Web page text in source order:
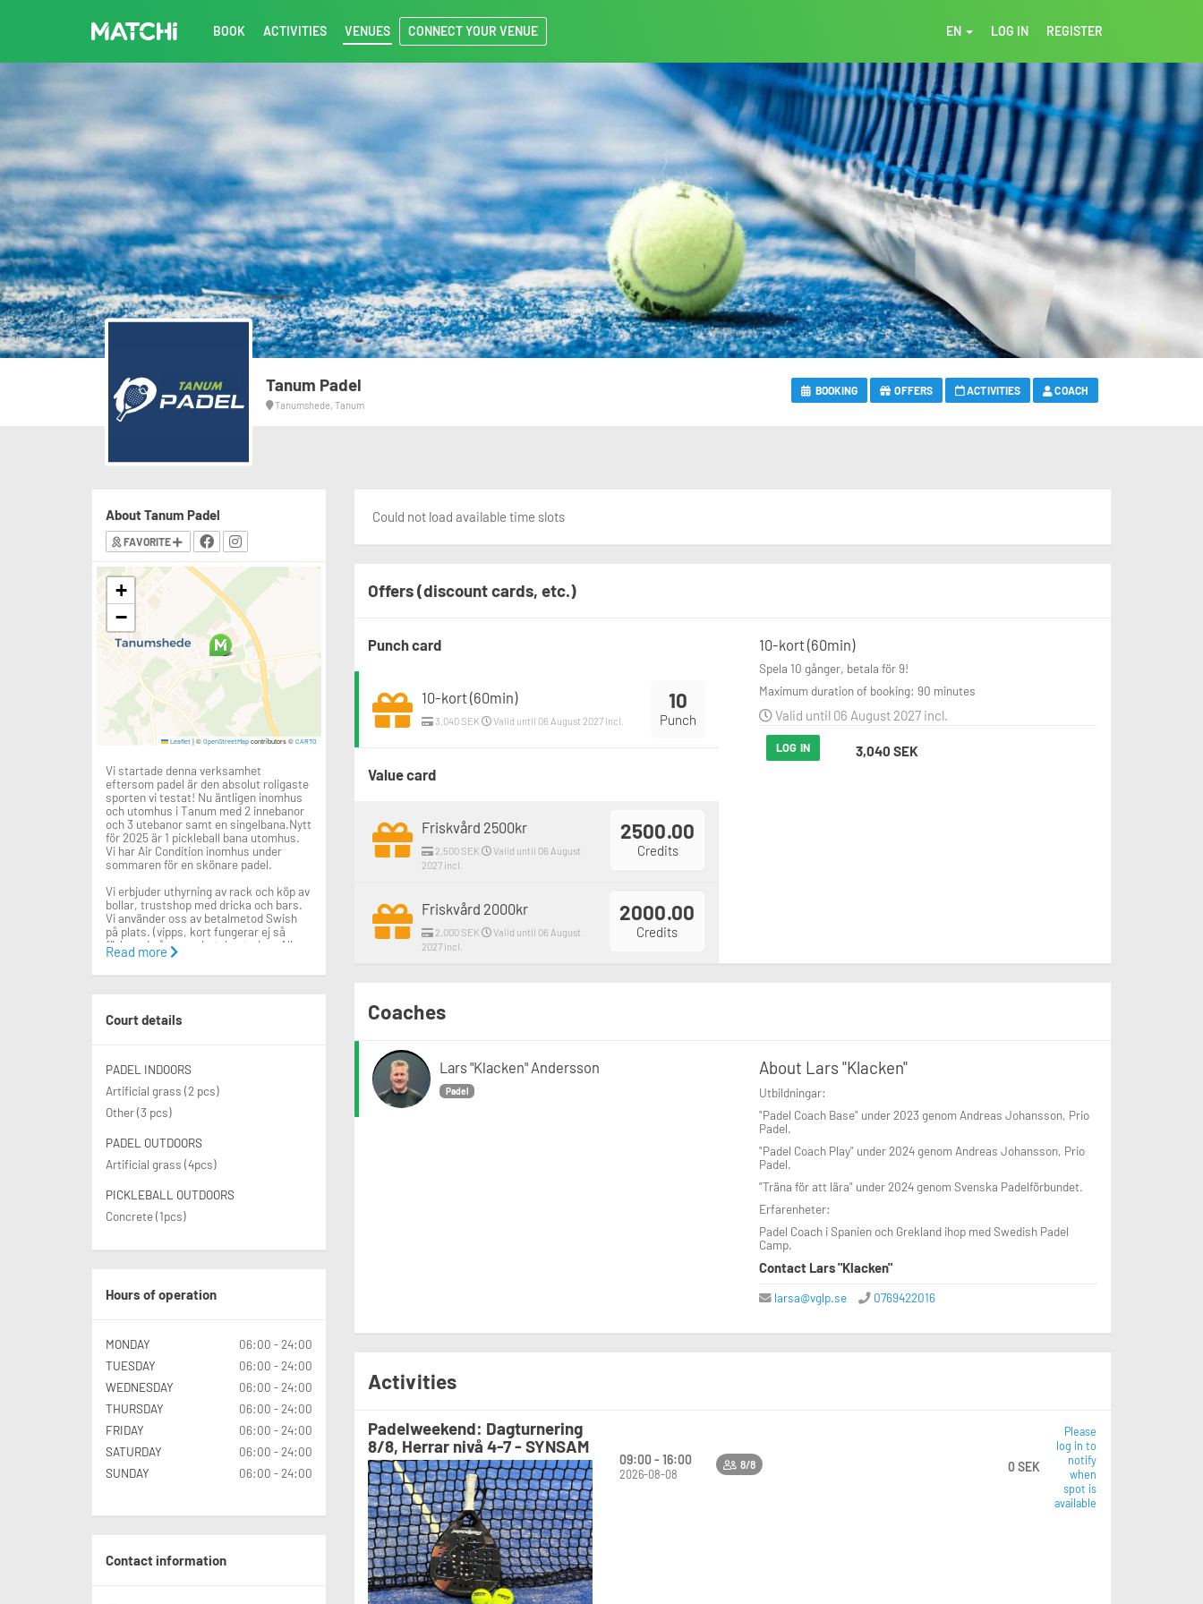
BOOK ACTIVITIES VENUES CONNECT YOUR VENUE EN LOG IN REGISTER
Tanum Padel
Tanumshede, Tanum
BOOKING OFFERS ACTIVITIES COACH
Could not load available time slots
Offers (discount cards, etc.)
Punch card
10
Punch
10-kort (60min)
3,040 SEK Valid until 06 August 2027 incl.
Value card
2500.00
Credits
Friskvård 2500kr
2,500 SEK
Valid until 06 August
2027 incl.
2000.00
Credits
Friskvård 2000kr
2,000 SEK
Valid until 06 August
2027 incl.
10-kort (60min)
Spela 10 gånger, betala för 9!
Maximum duration of booking: 90 minutes
Valid until 06 August 2027 incl.
LOG IN 3,040 SEK
Coaches
Lars "Klacken" Andersson
Padel
About Lars "Klacken"
Utbildningar:
"Padel Coach Base" under 2023 genom Andreas Johansson, Prio
Padel.
"Padel Coach Play" under 2024 genom Andreas Johansson, Prio
Padel.
"Träna för att lära" under 2024 genom Svenska Padelförbundet.
Erfarenheter:
Padel Coach i Spanien och Grekland ihop med Swedish Padel
Camp.
Contact Lars "Klacken"
larsa@vglp.se 0769422016
Activities
Padelweekend: Dagturnering
8/8, Herrar nivå 4-7 - SYNSAM
09:00 - 16:00
2026-08-08
8/8 0 SEK
Please
log in to
notify
when
spot is
available
About Tanum Padel
FAVORITE
+
−
Leaflet |© OpenStreetMapcontributors © CARTO
Vi startade denna verksamhet
eftersom padel är den absolut roligaste
sporten vi testat! Nu äntligen inomhus
och utomhus i Tanum med 2 innebanor
och 3 utebanor samt en singelbana.Nytt
för 2025 är 1 pickleball bana utomhus.
Vi har Air Condition inomhus under
sommaren för en skönare padel.
Vi erbjuder uthyrning av rack och köp av
bollar, trustshop med dricka och bars.
Vi använder oss av betalmetod Swish
på plats. (vipps, kort fungerar ej så
förbered på annan betalmetod om Ni
inte har Swish.)
flera utbildningar bakom sig som man
kan boka grupp/privat lektioner med
Tränare: Lars Andersson 076-9422016
Read more
Court details
PADEL INDOORS
Artificial grass (2 pcs)
Other (3 pcs)
PADEL OUTDOORS
Artificial grass (4pcs)
PICKLEBALL OUTDOORS
Concrete (1pcs)
Hours of operation
MONDAY
06:00 - 24:00
TUESDAY
06:00 - 24:00
WEDNESDAY
06:00 - 24:00
THURSDAY
06:00 - 24:00
FRIDAY
06:00 - 24:00
SATURDAY
06:00 - 24:00
SUNDAY
06:00 - 24:00
Contact information